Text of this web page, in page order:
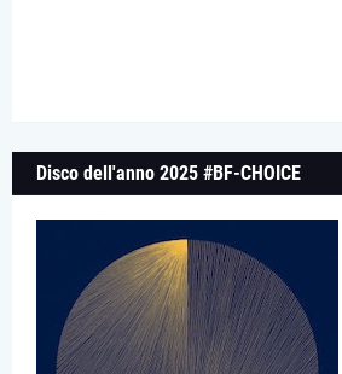
Disco dell'anno 2025 #BF-CHOICE